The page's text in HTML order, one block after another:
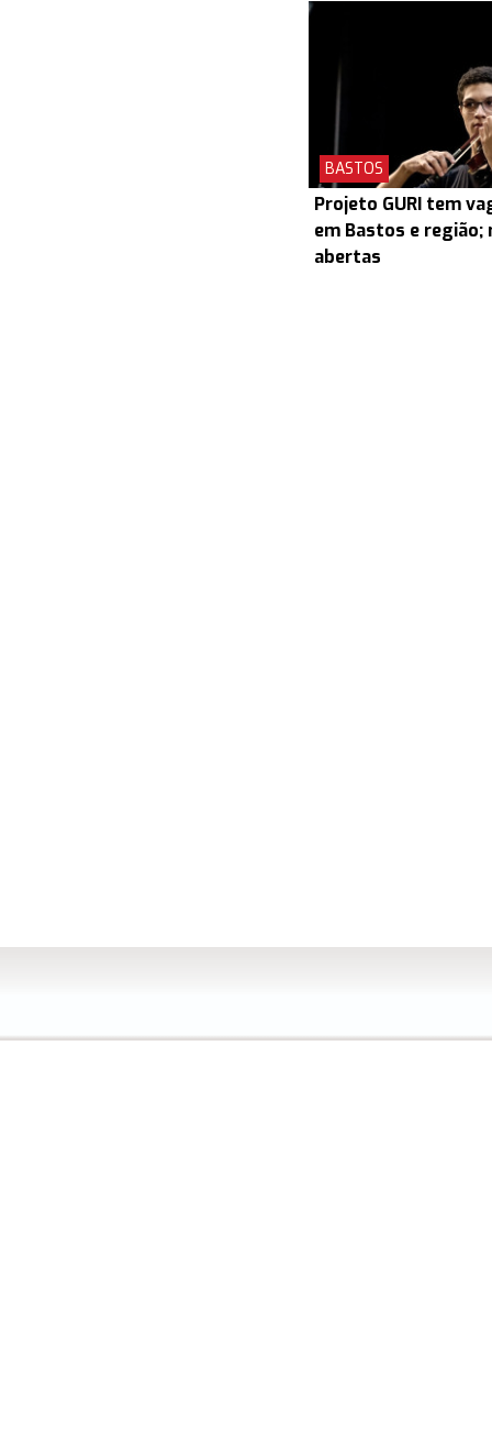
BASTOS
Projeto GURI tem
em Bastos e
abertas